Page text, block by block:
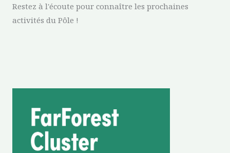
Restez à l'écoute pour connaître les prochaines
activités du Pôle !